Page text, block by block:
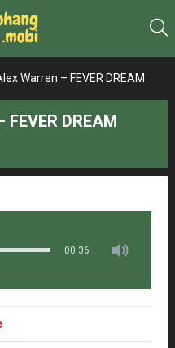
Warren – FEVER DREAM
DREAM
00:36